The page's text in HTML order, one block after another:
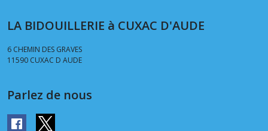
LA BIDOUILLERIE à CUXAC D'AUDE
6 CHEMIN DES GRAVES
11590 CUXAC D AUDE
Parlez de nous